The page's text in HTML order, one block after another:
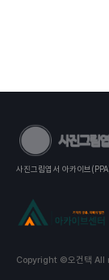
사진그림엽서 아카이브
Copyright ©오건택